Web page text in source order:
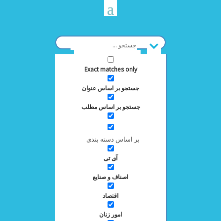
Exact matches only
جستجو بر اساس عنوان
جستجو بر اساس مطلب
بر اساس دسته بندی
آی تی
اصناف و صنایع
اقتصاد
امور زنان